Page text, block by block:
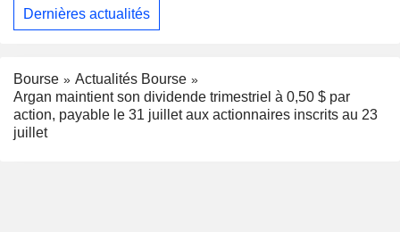
Dernières actualités
Bourse
Actualités Bourse
Argan maintient son dividende trimestriel à 0,50 $ par
action, payable le 31 juillet aux actionnaires inscrits au 23
juillet